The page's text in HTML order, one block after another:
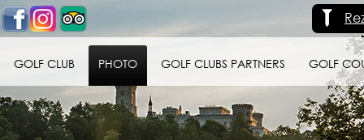
GOLF CLUB PHOTO GOLF CLUBS PARTNERS GOLF